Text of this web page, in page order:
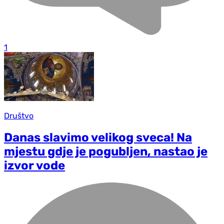
1
Društvo
Danas slavimo velikog sveca! Na
mjestu gdje je pogubljen, nastao je
izvor vode